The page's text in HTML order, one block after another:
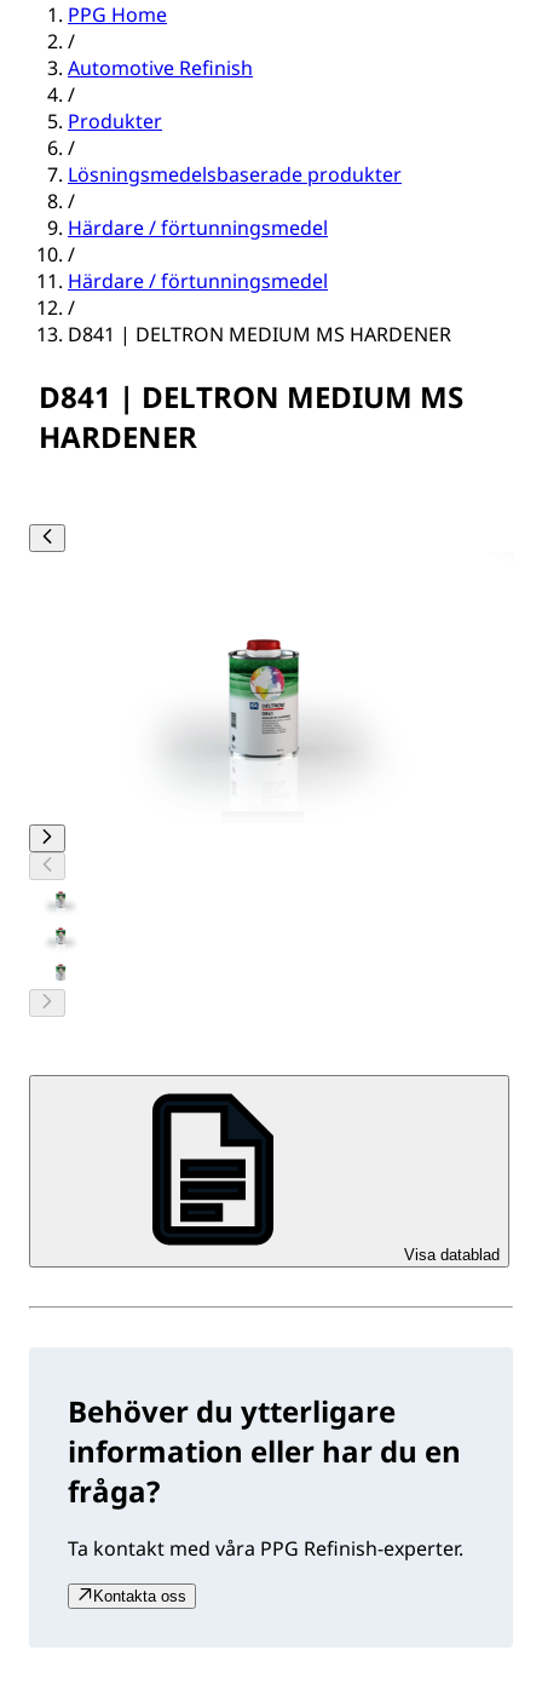
PPG Home
/
Automotive Refinish
/
Produkter
/
Lösningsmedelsbaserade produkter
/
Härdare / förtunningsmedel
/
Härdare / förtunningsmedel
/
D841 | DELTRON MEDIUM MS HARDENER
D841 | DELTRON MEDIUM MS
HARDENER
Visa datablad
Behöver du ytterligare
information eller har du en
fråga?
Ta kontakt med våra PPG Refinish-experter.
Kontakta oss